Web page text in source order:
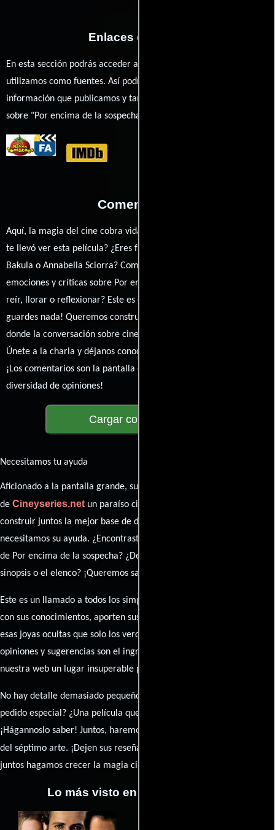
Enlaces externos
En esta sección podrás acceder a los recursos externos que
utilizamos como fuentes. Así podrás chequear toda la
información que publicamos y también ampliar tu conocimiento
sobre "Por encima de la sospecha".
Comentarios
Aquí, la magia del cine cobra vida a través de tus opiniones. ¿Qué
te llevó ver esta película? ¿Eres fan de Stephen La Rocque, Scott
Bakula o Annabella Sciorra? Comparte tus pensamientos,
emociones y críticas sobre Por encima de la sospecha. ¿Te hizo
reír, llorar o reflexionar? Este es el lugar para expresarlo. ¡No te
guardes nada! Queremos construir una comunidad apasionada
donde la conversación sobre cine y series nunca se detenga.
Únete a la charla y déjanos conocer tu mundo cinematográfico.
¡Los comentarios son la pantalla donde se proyecta nuestra
diversidad de opiniones!
Cargar comentarios
Necesitamos tu ayuda
Aficionado a la pantalla grande, su participación es clave para hacer
de Cineyseries.netun paraíso cinéfilo completo. Queremos
construir juntos la mejor base de datos cinematográfica, pero
necesitamos su ayuda. ¿Encontraste algún dato faltante en la ficha
de Por encima de la sospecha? ¿Detectaste algún error en la
sinopsis o el elenco? ¡Queremos saberlo todo!
Este es un llamado a todos los simpatizantes del cine: contribuyan
con sus conocimientos, aporten sus descubrimientos y compartan
esas joyas ocultas que solo los verdaderos fanáticos conocen. Sus
opiniones y sugerencias son el ingrediente secreto que hará de
nuestra web un lugar insuperable para los amantes del celuloide.
No hay detalle demasiado pequeño ni opinión insignificante. ¿Algún
pedido especial? ¿Una película que sueñas con ver reseñada?
¡Hágannoslo saber! Juntos, haremos de esta comunidad el epicentro
del séptimo arte. ¡Dejen sus reseña en la
juntos hagamos crecer la magia cinematográfica!
Lo más visto en Cineyseries.net